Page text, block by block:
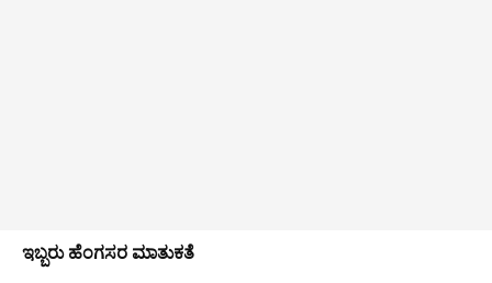
ಇಬ್ಬರು ಹೆಂಗಸರ ಮಾತುಕತೆ